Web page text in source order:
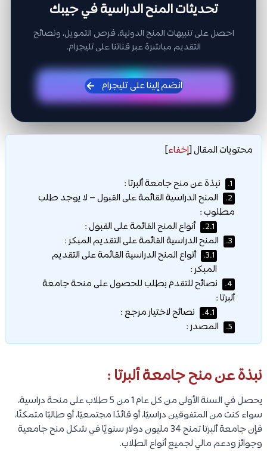
تحديثات المنح الدراسية في جيبك
احصل على تنبيهات المنح الدولية، فرص التمويل، ونصائح
التقديم مباشرة عبر قناتنا على تليجرام.
انضم إلينا على تليجرام
محتويات المقال[إخفاء]
1. نبذة عن منح جامعة ألبرتا :
2.
المنح الدراسية القائمة على القبول – لا يوجد طلب
مطلوب :
2.1. أنواع المنح القائمة على القبول :
3. المنح الدراسية القائمة على التقديم المبكر :
3.1.
أنواع المنح الدراسية القائمة على التقديم
المبكر :
4.
نصائح للتقدم بطلب للحصول على منحة جامعة
ألبرتا :
4.1. نصائح لاختيار مرجع :
5. المصدر :
نبذة عن منح جامعة ألبرتا :
يحصل في السنة الأولى من كل عام 1 من 5 طلاب على منحة دراسية،
سواء كنت من المتفوقين دراسيًا، أو قائدًا مجتمعيًا، أو طالبًا متمكنًا،
فإن جامعة ألبرتا تمنح 34 مليون دولار سنويًا في شكل منح جامعية
وجوائز ودعم مالي لجميع أنواع الطلاب.